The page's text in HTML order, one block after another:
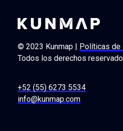
© 2023 Kunmap | Políticas de
Todos los derechos
+52 (55) 6273 5534
info@kunmap.com